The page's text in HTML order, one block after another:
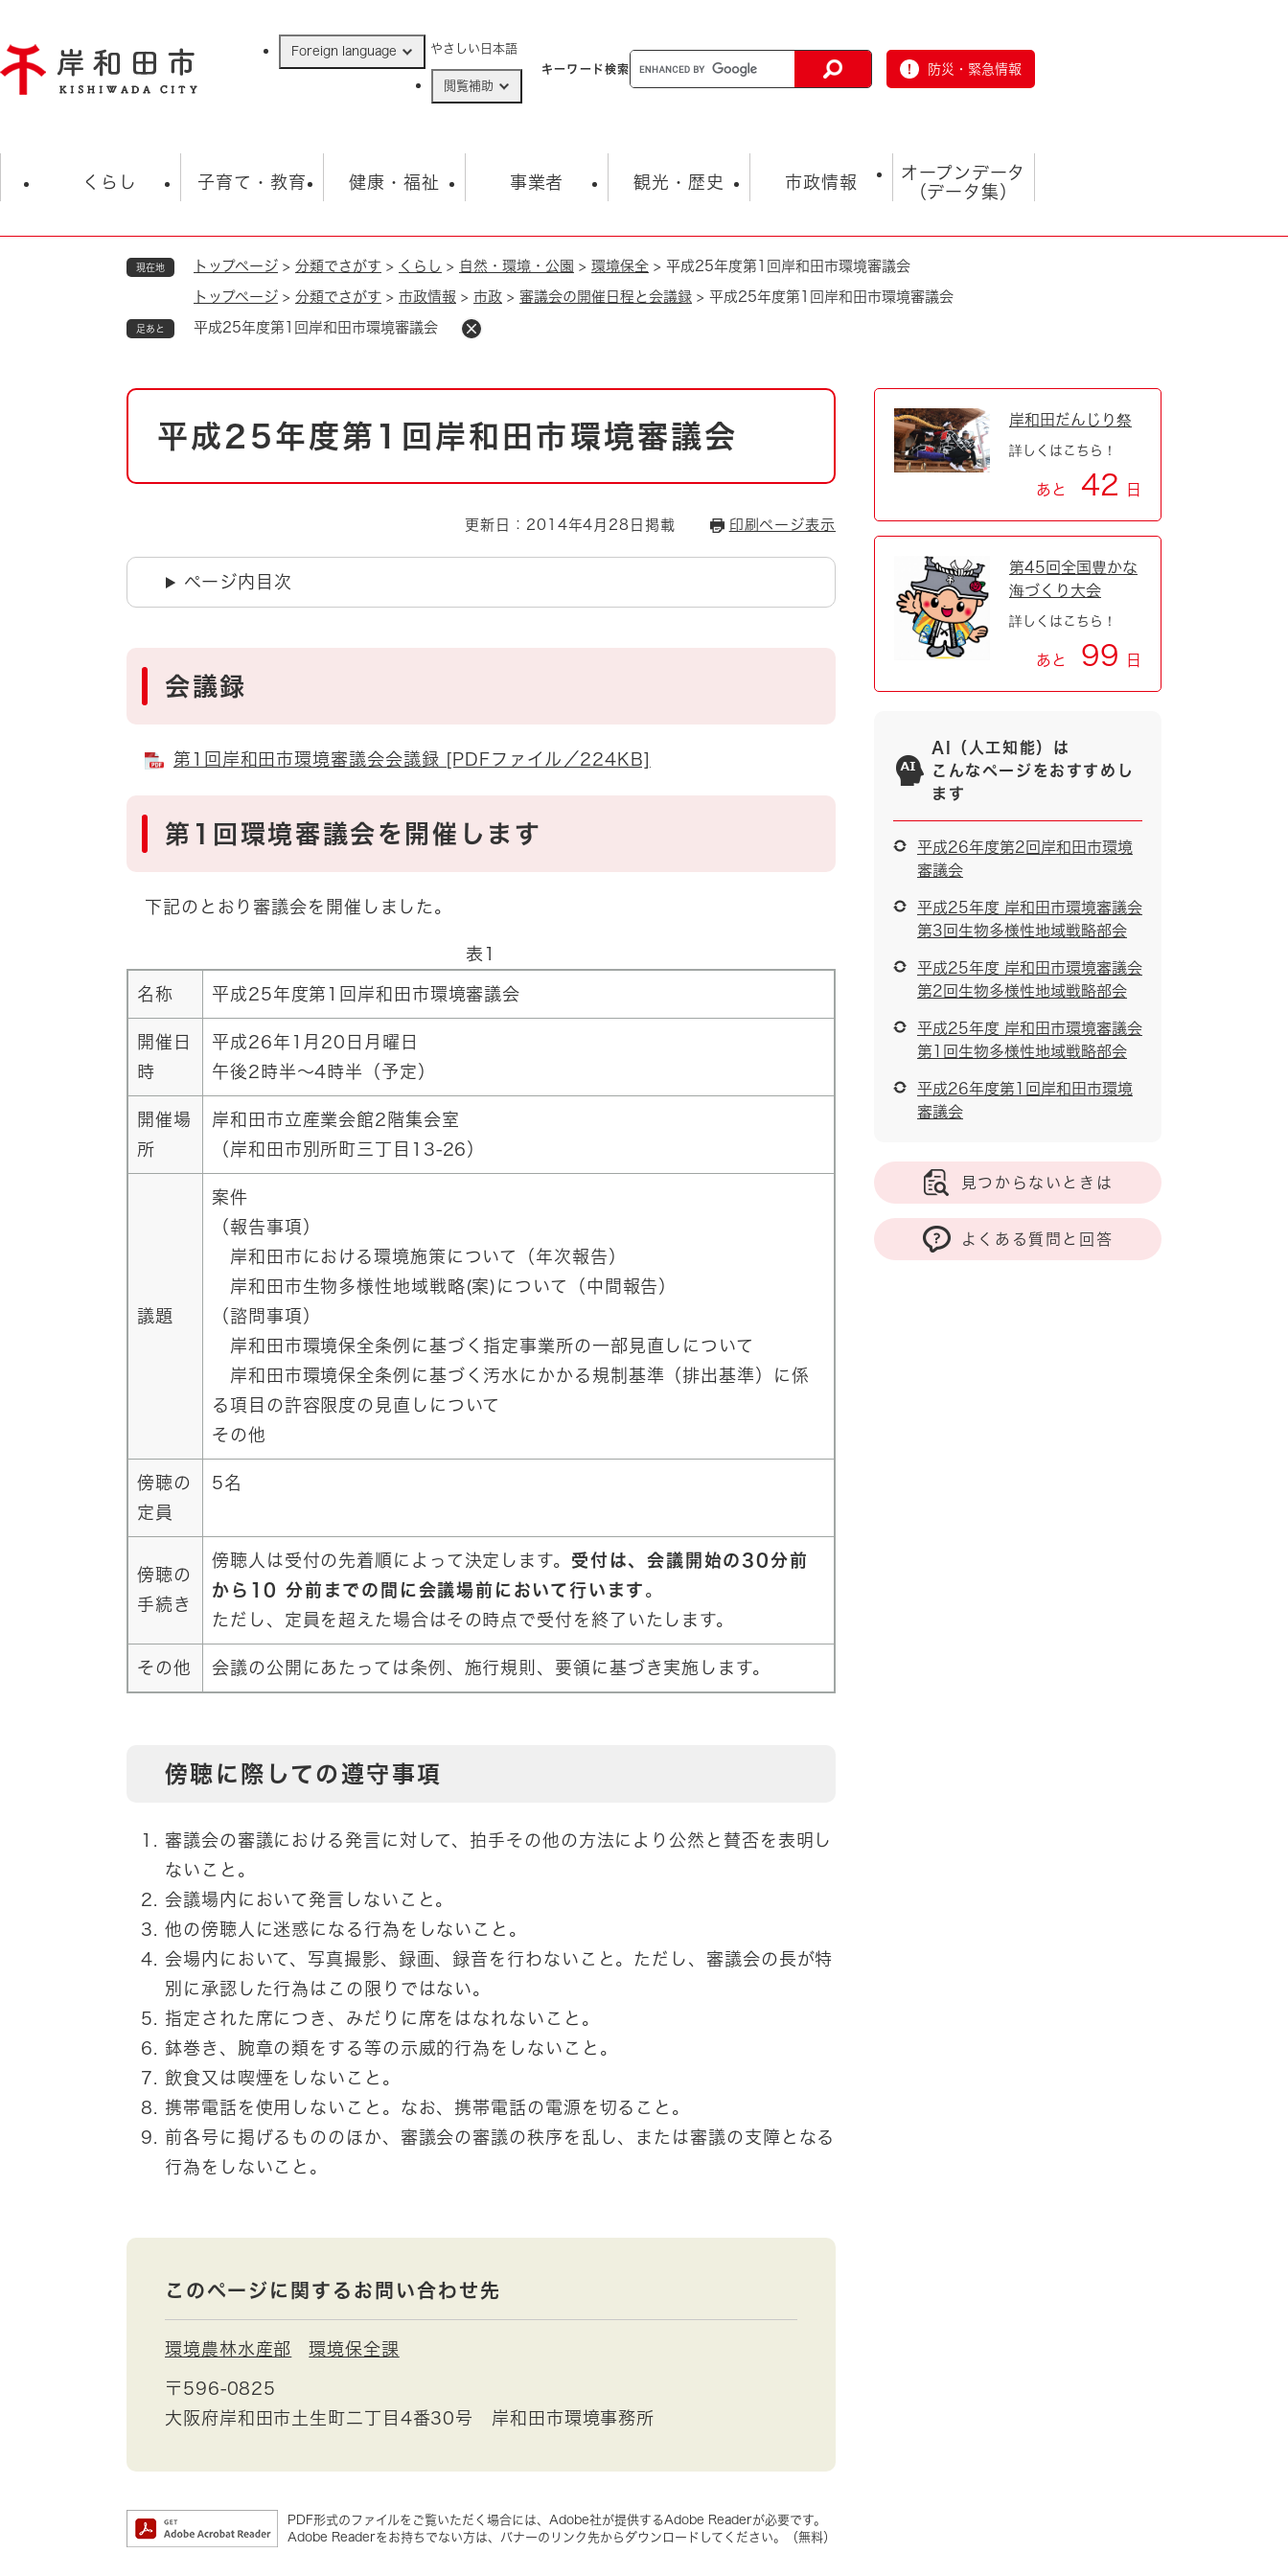
ジ
の
Foreign language やさしい日本語
閲覧補助
キーワード検索 防災・緊急情報
くらし
住民票・戸籍
防災・防犯
自然・環境・公園 住宅
引っ越し おくやみ
地域コミュニティ・ボラン
子育て・教育
学校 子育て
健康・福祉
福祉・健康・生活 生涯学習・スポーツ
事業者
入札・契約情報 まちづくり・協働
観光・歴史
観光 観光スポット
とじる
市政情報
市の概要 総合計画
オープンデータ
（データ集）
オープンデータ
現在地 トップページ > 分類でさがす > くらし > 自然・環境・公園 > 環境保全 > 平成25年度第1回岸和田市環境審議会
トップページ > 分類でさがす > 市政情報 > 市政 > 審議会の開催日程と会議録 > 平成25年度第1回岸和田市環境審議会
足あと 平成25年度第1回岸和田市環境審議会
本
平成25年度第1回岸和田市環境審議会
更新日：2014年4月28日掲載 印刷ページ表示
ページ内目次
会議録
第1回岸和田市環境審議会会議録 [PDFファイル／224KB]
第1回環境審議会を開催します
下記のとおり審議会を開催しました。
表1
名称 平成25年度第1回岸和田市環境審議会
開催日
時
平成26年1月20日月曜日
午後2時半～4時半（予定）
開催場
所
岸和田市立産業会館2階集会室
（岸和田市別所町三丁目13-26）
議題
案件
（報告事項）
岸和田市における環境施策について（年次報告）
岸和田市生物多様性地域戦略(案)について（中間報告）
（諮問事項）
岸和田市環境保全条例に基づく指定事業所の一部見直しについて
岸和田市環境保全条例に基づく汚水にかかる規制基準（排出基準）に係
る項目の許容限度の見直しについて
その他
傍聴の
定員
5名
傍聴の
手続き
傍聴人は受付の先着順によって決定します。 受付は、会議開始の30分前
から10 分前までの間に会議場前において行います 。
ただし、定員を超えた場合はその時点で受付を終了いたします。
その他 会議の公開にあたっては条例、施行規則、要領に基づき実施します。
傍聴に際しての遵守事項
審議会の審議における発言に対して、拍手その他の方法により公然と賛否を表明し
ないこと。
会議場内において発言しないこと。
他の傍聴人に迷惑になる行為をしないこと。
会場内において、写真撮影、録画、録音を行わないこと。ただし、審議会の長が特
別に承認した行為はこの限りではない。
指定された席につき、みだりに席をはなれないこと。
鉢巻き、腕章の類をする等の示威的行為をしないこと。
飲食又は喫煙をしないこと。
携帯電話を使用しないこと。なお、携帯電話の電源を切ること。
前各号に掲げるもののほか、審議会の審議の秩序を乱し、または審議の支障となる
行為をしないこと。
このページに関するお問い合わせ先
環境農林水産部 環境保全課
〒596-0825
大阪府岸和田市土生町二丁目4番30号 岸和田市環境事務所
PDF形式のファイルをご覧いただく場合には、Adobe社が提供するAdobe Readerが必要です。
Adobe Readerをお持ちでない方は、バナーのリンク先からダウンロードしてください。（無料）
岸和田だんじり祭
詳しくはこちら！
あと 42 日
第45回全国豊かな
海づくり大会
詳しくはこちら！
あと 99 日
AI（人工知能）は
こんなページをおすすめし
ます
平成26年度第2回岸和田市環境
審議会
平成25年度 岸和田市環境審議会
第3回生物多様性地域戦略部会
平成25年度 岸和田市環境審議会
第2回生物多様性地域戦略部会
平成25年度 岸和田市環境審議会
第1回生物多様性地域戦略部会
平成26年度第1回岸和田市環境
審議会
見つからないときは
よくある質問と回答